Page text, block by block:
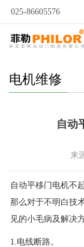
025-86605576
自动门
电机维修
自动
来
自动平移门电机不
那么对于不明白技
见的小毛病及解决
1.电线断路。